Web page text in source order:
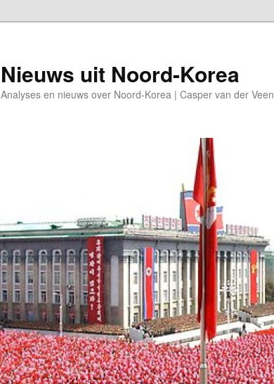
Nieuws uit Noord-Korea
Analyses en nieuws over Noord-Korea | Casper van der Veen